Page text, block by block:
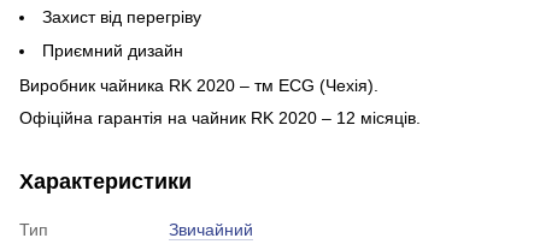
Захист від перегріву
Приємний дизайн
Виробник чайника RK 2020 – тм ECG (Чехія).
Офіційна гарантія на чайник RK 2020 – 12 місяців.
Характеристики
Тип
Звичайний